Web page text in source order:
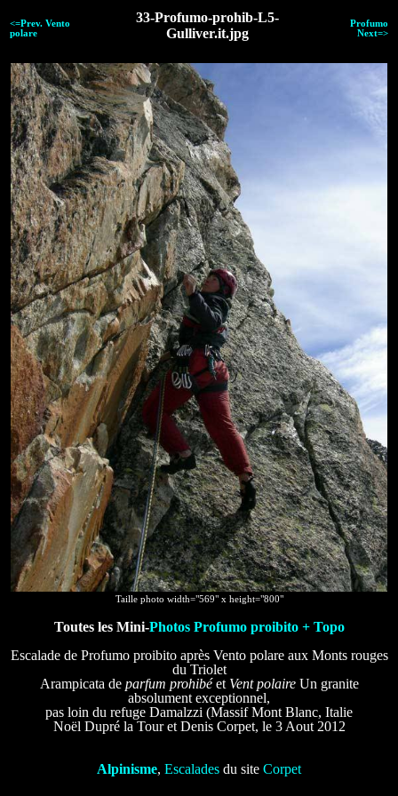
<=Prev. Vento
polare
33-Profumo-prohib-L5-
Gulliver.it.jpg
Profumo
Next=>
Taille photo width="569" x height="800"
Toutes les Mini-Photos Profumo proibito + Topo
Escalade de Profumo proibito après Vento polare aux Monts rouges
du Triolet
Arampicata de parfum prohibéet Vent polaireUn granite
absolument exceptionnel,
pas loin du refuge Damalzzi (Massif Mont Blanc, Italie
Noël Dupré la Tour et Denis Corpet, le 3 Aout 2012
Alpinisme, Escalades du site Corpet